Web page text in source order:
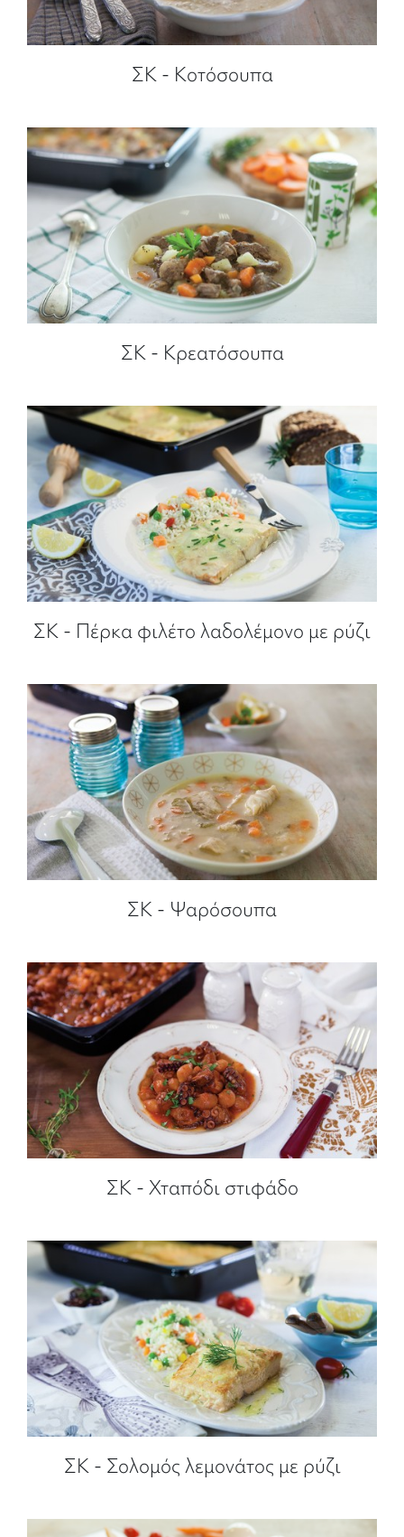
ΣΚ - Κοτόσουπα
ΣΚ - Κρεατόσουπα
ΣΚ - Πέρκα φιλέτο λαδολέμονο με ρύζι
ΣΚ - Ψαρόσουπα
ΣΚ - Χταπόδι στιφάδο
ΣΚ - Σολομός λεμονάτος με ρύζι